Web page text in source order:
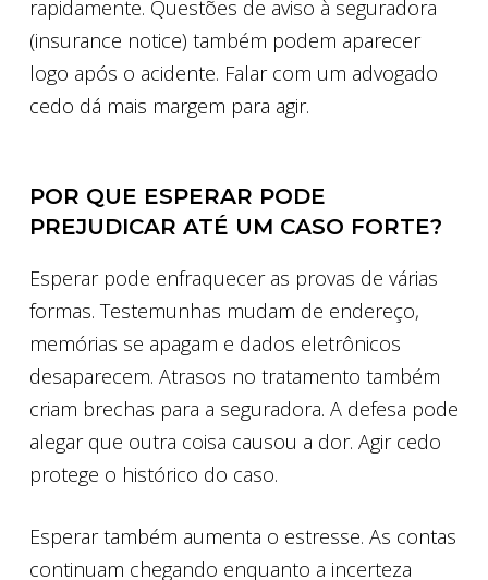
rapidamente. Questões de aviso à seguradora
(insurance notice) também podem aparecer
logo após o acidente. Falar com um advogado
cedo dá mais margem para agir.
POR QUE ESPERAR PODE
PREJUDICAR ATÉ UM CASO FORTE?
Esperar pode enfraquecer as provas de várias
formas. Testemunhas mudam de endereço,
memórias se apagam e dados eletrônicos
desaparecem. Atrasos no tratamento também
criam brechas para a seguradora. A defesa pode
alegar que outra coisa causou a dor. Agir cedo
protege o histórico do caso.
Esperar também aumenta o estresse. As contas
continuam chegando enquanto a incerteza